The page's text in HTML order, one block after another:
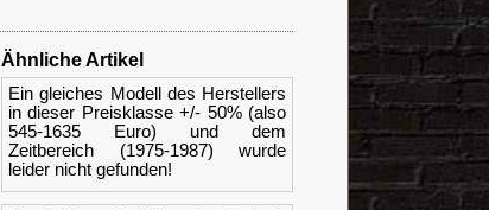
Ähnliche Artikel
Ein gleiches Modell des Herstellers
in dieser Preisklasse +/- 50% (also
545-1635 Euro) und dem
Zeitbereich (1975-1987) wurde
leider nicht gefunden!